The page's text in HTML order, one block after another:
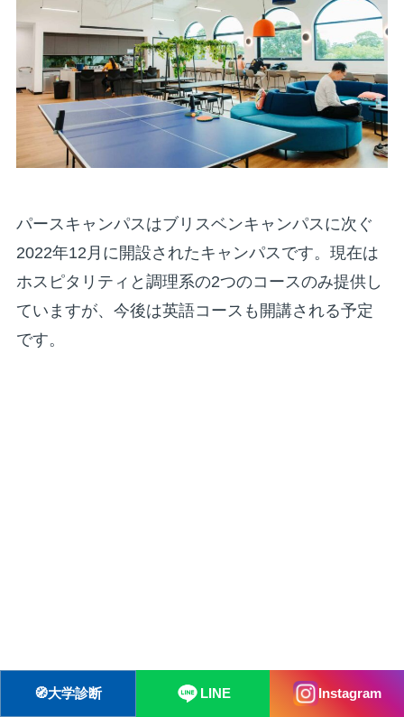
🧭大学診断 LINE Instagram
パースキャンパスはブリスベンキャンパスに次ぐ
2022年12月に開設されたキャンパスです。現在は
ホスピタリティと調理系の2つのコースのみ提供し
ていますが、今後は英語コースも開講される予定
です。